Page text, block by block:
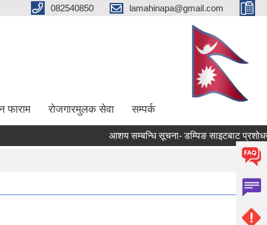
082540850 lamahinapa@gmail.com
फाराम राेजगारमुलक सेवा सम्पर्क
आशय सम्बन्धि सूचना- डम्पिङ साइटबाट प्रशोधन